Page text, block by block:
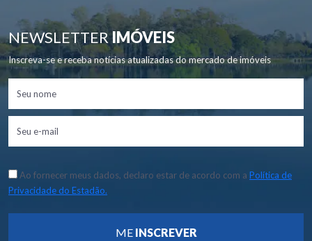
NEWSLETTERIMÓVEIS
Inscreva-se e receba notícias atualizadas do mercado de imóveis
Ao fornecer meus dados, declaro estar de acordo com a Política de
Privacidade do Estadão.
ME INSCREVER